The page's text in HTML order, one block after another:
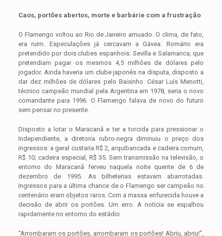
Caos, portões abertos, morte e barbárie com a frustração
O Flamengo voltou ao Rio de Janeiro amuado. O clima, de fato,
era ruim. Especulações já cercavam a Gávea: Romário era
pretendido por dois clubes espanhois: Sevilla e Salamanca, que
pretendiam pagar os mesmos 4,5 milhões de dólares pelo
jogador. Ainda haveria um clube japonês na disputa, disposto a
dar dez milhões de dólares pelo Baixinho. César Luís Menotti,
técnico campeão mundial pela Argentina em 1978, seria o novo
comandante para 1996. O Flamengo falava de novo do futuro
sem pensar no presente.
Disposto a lotar o Maracanã e ter a torcida para pressionar o
Independiente, a diretoria rubro-negra diminuiu o preço dos
ingressos: a geral custaria R$ 2, arquibancada e cadeira comum,
R$ 10; cadeira especial, R$ 35. Sem transmissão na televisão, o
entorno do Maracanã ferveu naquela noite quente de 6 de
dezembro de 1995. As bilheterias estavam abarrotadas.
Ingressos para a última chance de o Flamengo ser campeão no
centenário eram objetos raros. Com a massa enfurecida houve a
decisão de abrir os portões. Um erro. A notícia se espalhou
rapidamente no entorno do estádio.
“Arrombaram os portões, arrombaram os portões! Abriu, abriu!”,